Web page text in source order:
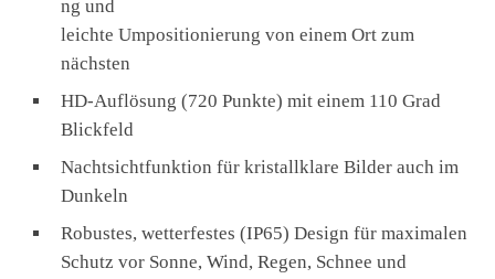
ng und
leichte Umpositionierung von einem Ort zum
nächsten
HD-Auflösung (720 Punkte) mit einem 110 Grad
Blickfeld
Nachtsichtfunktion für kristallklare Bilder auch im
Dunkeln
Robustes, wetterfestes (IP65) Design für maximalen
Schutz vor Sonne, Wind, Regen, Schnee und